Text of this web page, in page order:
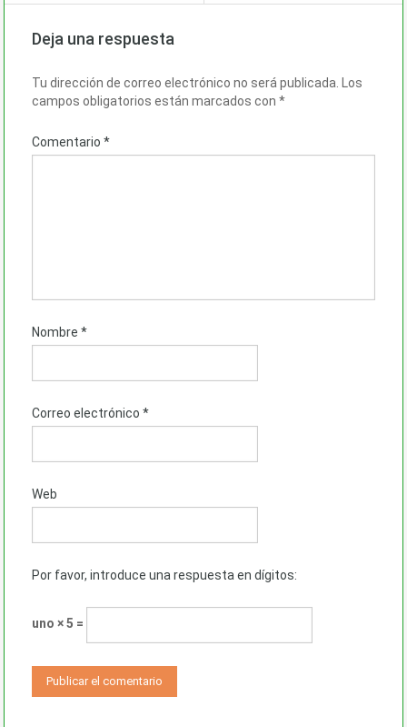
Deja una respuesta
Tu dirección de correo electrónico no será publicada. Los
campos obligatorios están marcados con *
Comentario *
Nombre *
Correo electrónico *
Web
Por favor, introduce una respuesta en dígitos:
uno × 5 =